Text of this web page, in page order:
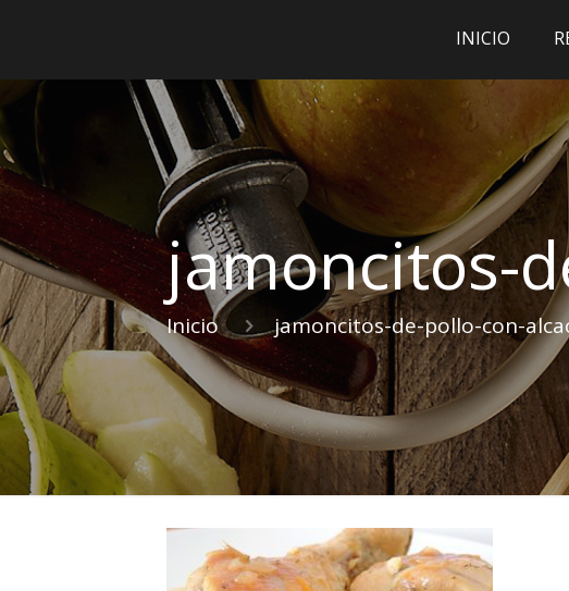
INICIO
jamoncitos-
Inicio jamoncitos-de-pollo-con-